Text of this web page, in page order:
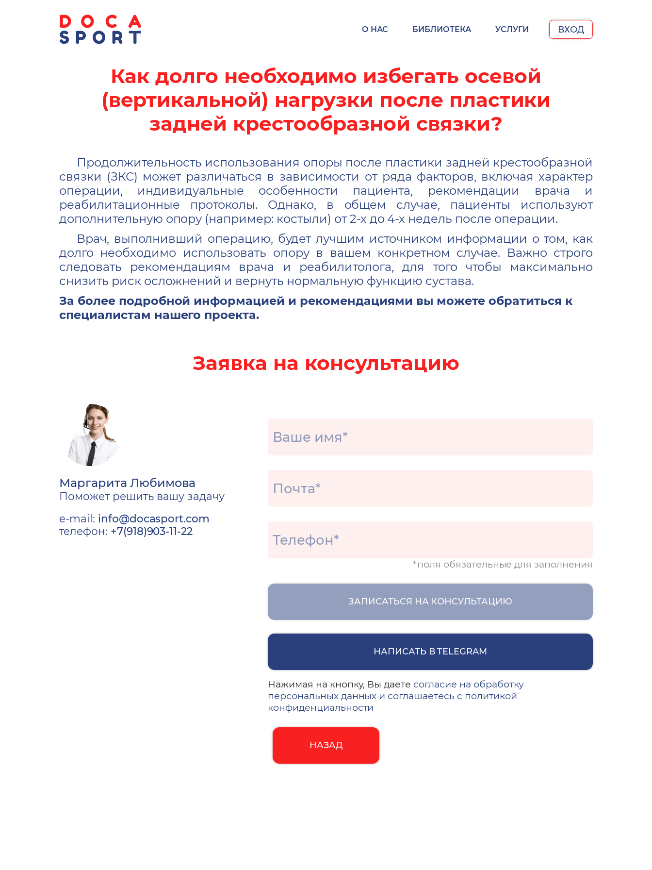
ВХОД
О НАС БИБЛИОТЕКА УСЛУГИ
Как долго необходимо избегать осевой
(вертикальной) нагрузки после пластики
задней крестообразной связки?
Продолжительность использования опоры после пластики задней крестообразной
связки (ЗКС) может различаться в зависимости от ряда факторов, включая характер
операции, индивидуальные особенности пациента, рекомендации врача и
реабилитационные протоколы. Однако, в общем случае, пациенты используют
дополнительную опору (например: костыли) от 2-х до 4-х недель после операции.
Врач, выполнивший операцию, будет лучшим источником информации о том, как
долго необходимо использовать опору в вашем конкретном случае. Важно строго
следовать рекомендациям врача и реабилитолога, для того чтобы максимально
снизить риск осложнений и вернуть нормальную функцию сустава.
За более подробной информацией и рекомендациями вы можете обратиться к
специалистам нашего проекта.
Заявка на консультацию
Маргарита Любимова
Поможет решить вашу задачу
e-mail: info@docasport.com
телефон: +7(918)903-11-22
*поля обязательные для заполнения
ЗАПИСАТЬСЯ НА КОНСУЛЬТАЦИЮ
НАПИСАТЬ В TELEGRAM
Нажимая на кнопку, Вы даете согласие на обработку
персональных данных и соглашаетесь с политикой
конфиденциальности
НАЗАД